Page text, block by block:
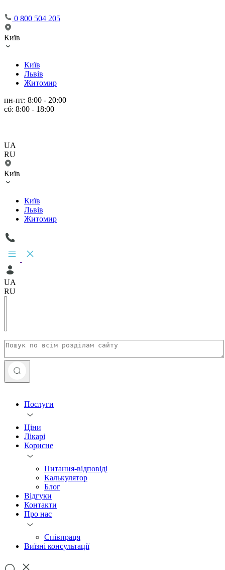
0 800 504 205
Київ
Київ
Львів
Житомир
пн-пт: 8:00 - 20:00
сб: 8:00 - 18:00
UA
RU
Київ
Київ
Львів
Житомир
UA
RU
Послуги
Ціни
Лікарі
Корисне
Питання-відповіді
Калькулятор
Блог
Відгуки
Контакти
Про нас
Співпраця
Виїзні консультації